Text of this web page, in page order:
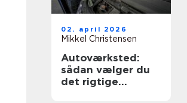
02. april 2026
Mikkel Christensen
Autoværksted:
sådan vælger du
det rigtige